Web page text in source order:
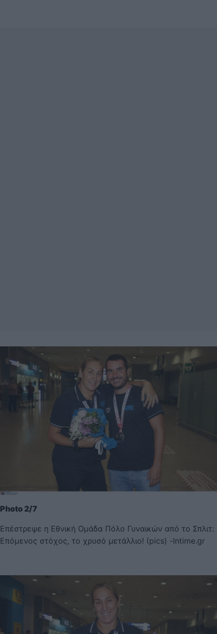
Photo 2/7
Επέστρεψε η Εθνική Ομάδα Πόλο Γυναικών από το Σπλιτ:
Επόμενος στόχος, το χρυσό μετάλλιο! (pics) -Intime.gr